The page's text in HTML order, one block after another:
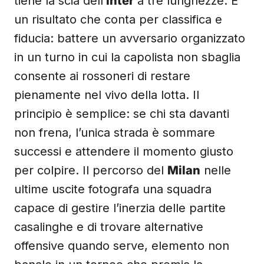
un risultato che conta per classifica e
fiducia: battere un avversario organizzato
in un turno in cui la capolista non sbaglia
consente ai rossoneri di restare
pienamente nel vivo della lotta. Il
principio è semplice: se chi sta davanti
non frena, l’unica strada è sommare
successi e attendere il momento giusto
per colpire. Il percorso del Milan nelle
ultime uscite fotografa una squadra
capace di gestire l’inerzia delle partite
casalinghe e di trovare alternative
offensive quando serve, elemento non